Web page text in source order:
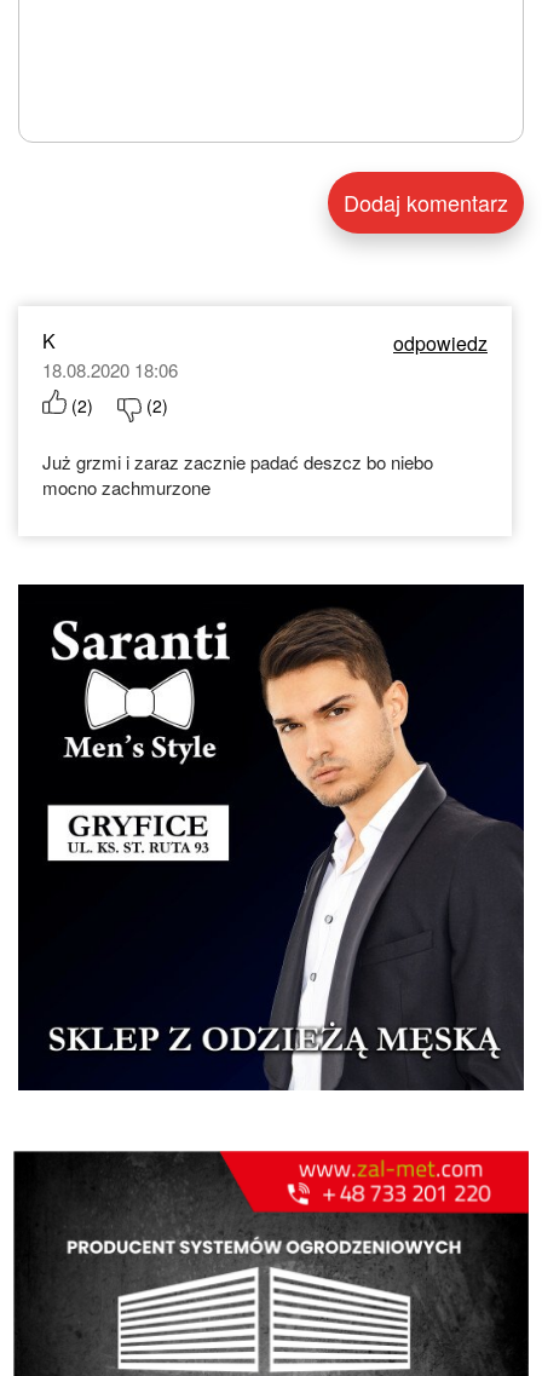
K odpowiedz
18.08.2020 18:06
(2) (2)
Już grzmi i zaraz zacznie padać deszcz bo niebo
mocno zachmurzone